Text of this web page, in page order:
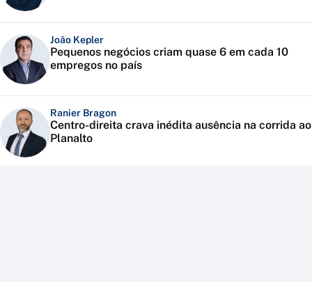
João Kepler
Pequenos negócios criam quase 6 em cada 10
empregos no país
Ranier Bragon
Centro-direita crava inédita ausência na corrida ao
Planalto